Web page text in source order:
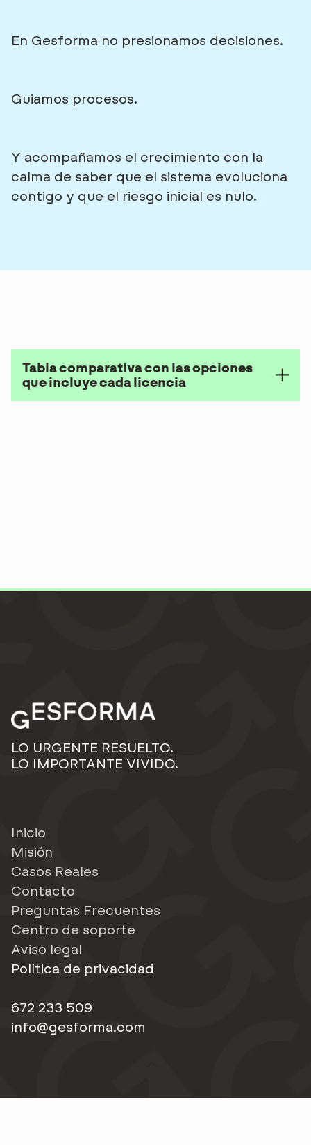
En Gesforma no presionamos decisiones.
Guiamos procesos.
Y acompañamos el crecimiento con la
calma de saber que el sistema evoluciona
contigo y que el riesgo inicial es nulo.
Tabla comparativa con las opciones
que incluye cada licencia
LO URGENTE RESUELTO.
LO IMPORTANTE VIVIDO.
Inicio
Misión
Casos Reales
Contacto
Preguntas Frecuentes
Centro de soporte
Aviso legal
Política de privacidad
672 233 509
info@gesforma.com